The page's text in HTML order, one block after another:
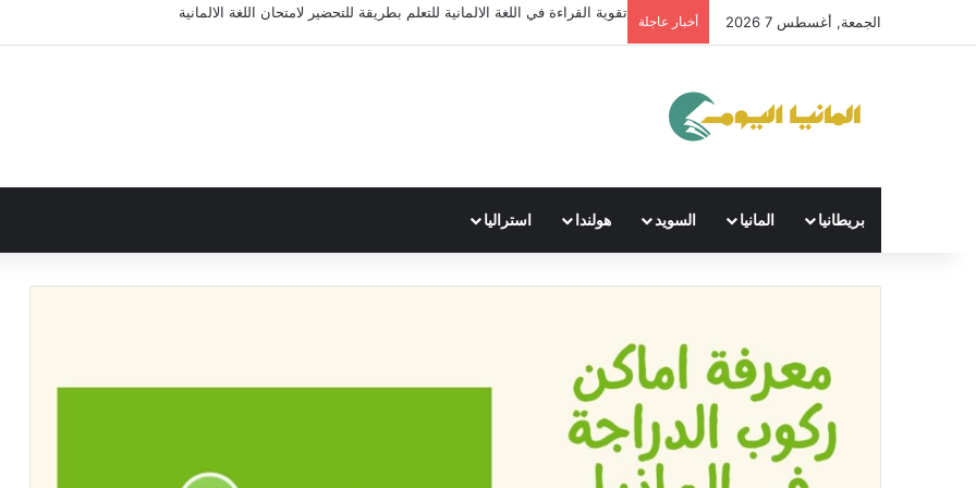
الجمعة, أغسطس 7 2026 أخبار عاجلة
تقوية القراءة في اللغة الالمانية للتعلم بطريقة للتحضير لامتحان اللغة الالمانية
بريطانيا المانيا السويد هولندا استراليا